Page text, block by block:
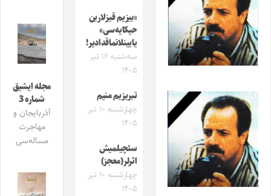
«بیزیم قیزلارین
حیکایه‌سی»
یایینلانماقدادیر!
سه‌شنبه ۱۶ تیر
۱۴۰۵
تبریزیم منیم
چهارشنبه ۱۰ تیر
۱۴۰۵
سئچیلمیش
اثرلر(معجز)
چهارشنبه ۱۰ تیر
۱۴۰۵
مجله ایشیق
شماره 3
آذربایجان و
مهاجرت
مساله‌سی